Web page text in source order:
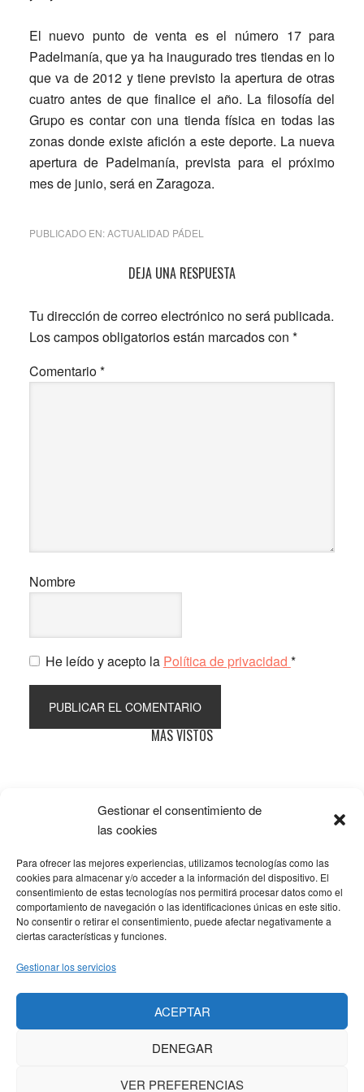
Gestionar el consentimiento de
las cookies
Para ofrecer las mejores experiencias, utilizamos tecnologías como las
cookies para almacenar y/o acceder a la información del dispositivo. El
consentimiento de estas tecnologías nos permitirá procesar datos como el
comportamiento de navegación o las identificaciones únicas en este sitio.
No consentir o retirar el consentimiento, puede afectar negativamente a
ciertas características y funciones.
Gestionar los servicios
ACEPTAR
DENEGAR
VER PREFERENCIAS
El nuevo punto de venta es el número 17 para
Padelmanía, que ya ha inaugurado tres tiendas en lo
que va de 2012 y tiene previsto la apertura de otras
cuatro antes de que finalice el año. La filosofía del
Grupo es contar con una tienda física en todas las
zonas donde existe afición a este deporte. La nueva
apertura de Padelmanía, prevista para el próximo
mes de junio, será en Zaragoza.
PUBLICADO EN:ACTUALIDAD PÁDEL
Interacciones
los
lectores
DEJA UNA RESPUESTA
Tu dirección de correo electrónico no será publicada.
Los campos obligatorios están marcados con *
Comentario*
Nombre
He leído y acepto la Política de privacidad *
MÁS VISTOS
Popular Recent Comments
SOBRE LA AFILIACIÓN
Los costes de este blog se sufragan en parte mediante
enlaces de afiliación, que hacen que se gane una
de los mismos. No hay ningún coste adicional para ti, y
solo enlazo a productos que yo mismo uso y